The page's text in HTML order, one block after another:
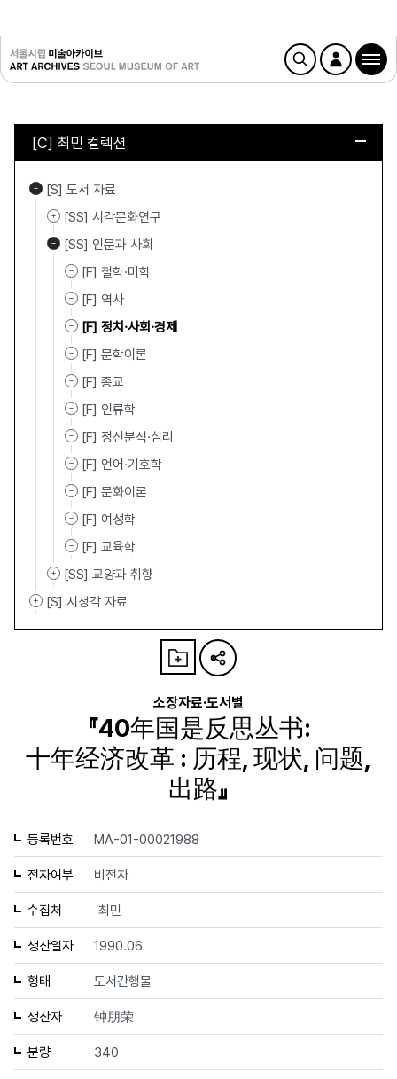
[C] 최민 컬렉션
[S] 도서 자료
[SS] 시각문화연구
[SS] 인문과 사회
[F] 철학·미학
[F] 역사
[F] 정치·사회·경제
[F] 문학이론
[F] 종교
[F] 인류학
[F] 정신분석·심리
[F] 언어·기호학
[F] 문화이론
[F] 여성학
[F] 교육학
[SS] 교양과 취향
[S] 시청각 자료
소장자료·도서별
『40年国是反思丛书:
十年经济改革 : 历程, 现状, 问题,
出路』
등록번호 MA-01-00021988
전자여부 비전자
수집처 최민
생산일자 1990.06
형태 도서간행물
생산자 钟朋荣
분량 340